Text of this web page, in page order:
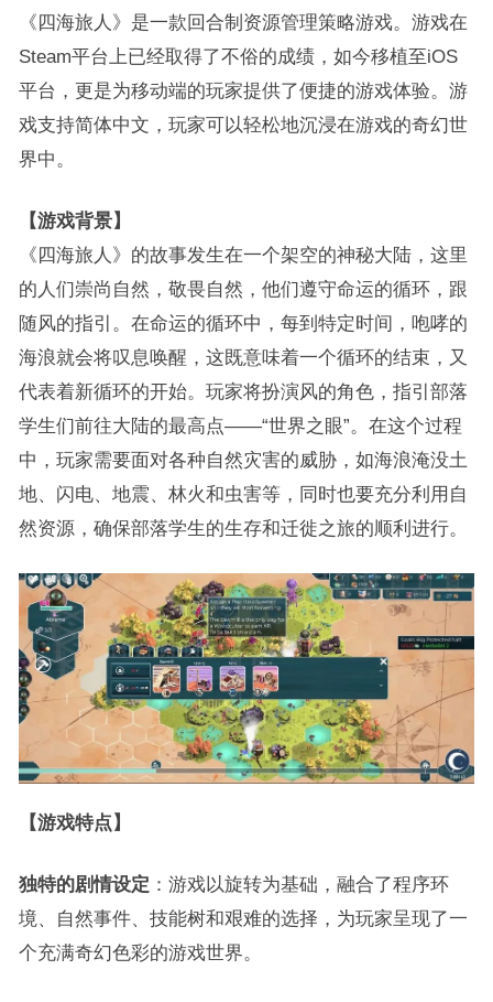
《四海旅人》是一款回合制资源管理策略游戏。游戏在
Steam平台上已经取得了不俗的成绩，如今移植至iOS
平台，更是为移动端的玩家提供了便捷的游戏体验。游
戏支持简体中文，玩家可以轻松地沉浸在游戏的奇幻世
界中。
【游戏背景】
《四海旅人》的故事发生在一个架空的神秘大陆，这里
的人们崇尚自然，敬畏自然，他们遵守命运的循环，跟
随风的指引。在命运的循环中，每到特定时间，咆哮的
海浪就会将叹息唤醒，这既意味着一个循环的结束，又
代表着新循环的开始。玩家将扮演风的角色，指引部落
学生们前往大陆的最高点——“世界之眼”。在这个过程
中，玩家需要面对各种自然灾害的威胁，如海浪淹没土
地、闪电、地震、林火和虫害等，同时也要充分利用自
然资源，确保部落学生的生存和迁徙之旅的顺利进行。
【游戏特点】
独特的剧情设定 ：游戏以旋转为基础，融合了程序环
境、自然事件、技能树和艰难的选择，为玩家呈现了一
个充满奇幻色彩的游戏世界。